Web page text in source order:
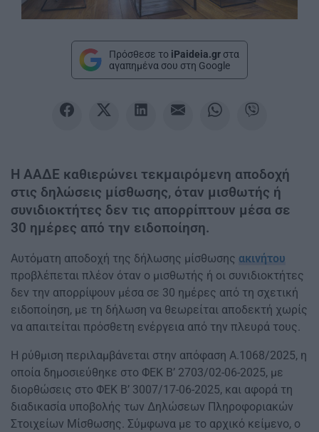
Πρόσθεσε το iPaideia.gr στα
αγαπημένα σου στη Google
Η ΑΑΔΕ καθιερώνει τεκμαιρόμενη αποδοχή
στις δηλώσεις μίσθωσης, όταν μισθωτής ή
συνιδιοκτήτες δεν τις απορρίπτουν μέσα σε
30 ημέρες από την ειδοποίηση.
Αυτόματη αποδοχή της δήλωσης μίσθωσης ακινήτου
προβλέπεται πλέον όταν ο μισθωτής ή οι συνιδιοκτήτες
δεν την απορρίψουν μέσα σε 30 ημέρες από τη σχετική
ειδοποίηση, με τη δήλωση να θεωρείται αποδεκτή χωρίς
να απαιτείται πρόσθετη ενέργεια από την πλευρά τους.
Η ρύθμιση περιλαμβάνεται στην απόφαση Α.1068/2025, η
οποία δημοσιεύθηκε στο ΦΕΚ Β’ 2703/02-06-2025, με
διορθώσεις στο ΦΕΚ Β’ 3007/17-06-2025, και αφορά τη
διαδικασία υποβολής των Δηλώσεων Πληροφοριακών
Στοιχείων Μίσθωσης. Σύμφωνα με το αρχικό κείμενο, ο